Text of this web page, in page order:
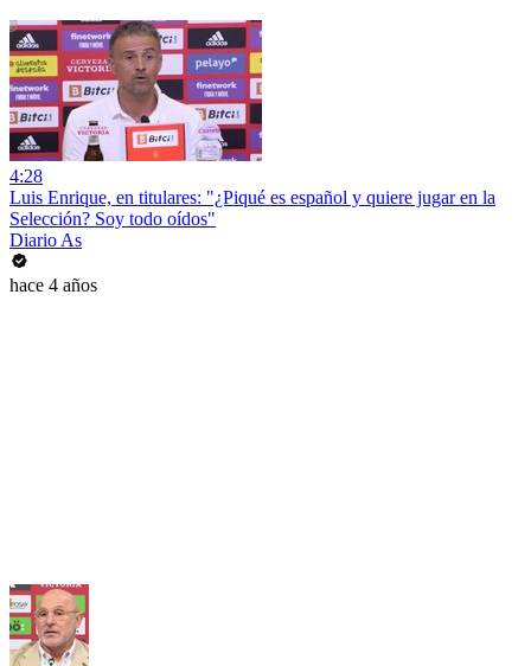
4:28
Luis Enrique, en titulares: "¿Piqué es español y quiere jugar en la
Selección? Soy todo oídos"
Diario As
hace 4 años